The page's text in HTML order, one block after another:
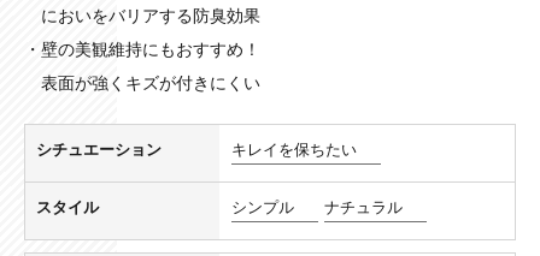
においをバリアする防臭効果
・壁の美観維持にもおすすめ！
表面が強くキズが付きにくい
シチュエーション キレイを保ちたい
スタイル シンプル ナチュラル